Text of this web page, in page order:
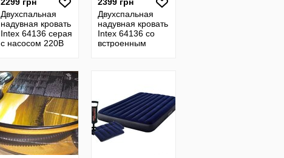
Двухспальная
надувная кровать
Intex 64136 серая
с насосом 220В
Двухспальная
надувная кровать
Intex 64136 со
встроенным